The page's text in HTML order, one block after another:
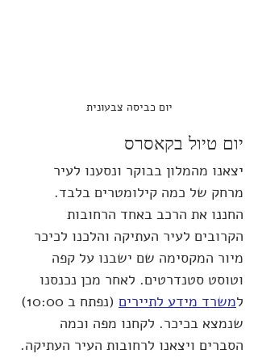
יום כביסה צבעונית
יום טיול בקאסרס
יצאנו מהמלון בבוקר ונסענו לעיר
מרחק של כמה קילומטרים בלבד.
החננו את הרכב באחד הרחובות
הקרובים לעיר העתיקה והלכנו לכיכר
מיור המקסימה שם ישבנו על קפה
וטוסט סטנדרטים. לאחר מכן נכנסנו
למשרד מידע לתיירים
(נפתח ב 10:00)
שנמצא בכיכר. לקחנו מפה וכמה
הסברים ויצאנו לרחובות העיר העתיקה.